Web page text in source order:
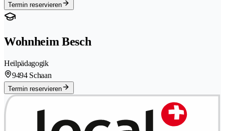
Termin reservieren
Wohnheim Besch
Heilpädagogik
9494 Schaan
Termin reservieren